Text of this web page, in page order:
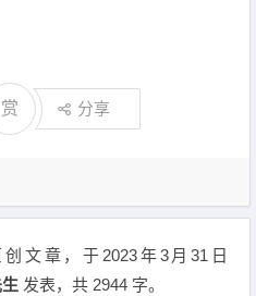
赏 分享
文章，于2023年3月31日
发表，共 2944 字。